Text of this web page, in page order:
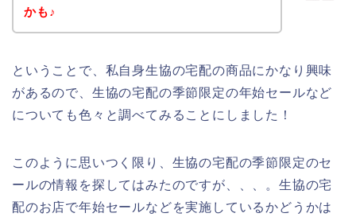
かも♪
ということで、私自身生協の宅配の商品にかなり興味
があるので、生協の宅配の季節限定の年始セールなど
についても色々と調べてみることにしました！
このように思いつく限り、生協の宅配の季節限定のセ
ールの情報を探してはみたのですが、、、。生協の宅
配のお店で年始セールなどを実施しているかどうかは